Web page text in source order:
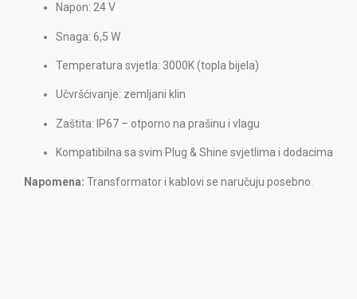
Napon: 24 V
Snaga: 6,5 W
Temperatura svjetla: 3000K (topla bijela)
Učvršćivanje: zemljani klin
Zaštita: IP67 – otporno na prašinu i vlagu
Kompatibilna sa svim Plug & Shine svjetlima i dodacima
Napomena: Transformator i kablovi se naručuju posebno.